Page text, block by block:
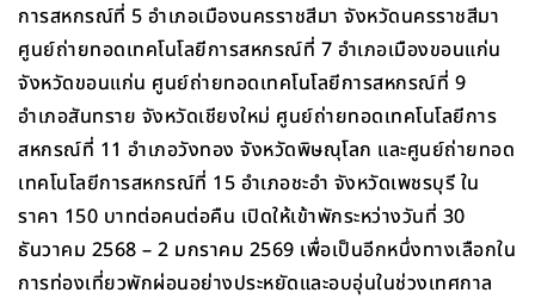
การสหกรณ์ที่ 5 อำเภอเมืองนครราชสีมา จังหวัดนครราชสีมา
ศูนย์ถ่ายทอดเทคโนโลยีการสหกรณ์ที่ 7 อำเภอเมืองขอนแก่น
จังหวัดขอนแก่น ศูนย์ถ่ายทอดเทคโนโลยีการสหกรณ์ที่ 9
อำเภอสันทราย จังหวัดเชียงใหม่ ศูนย์ถ่ายทอดเทคโนโลยีการ
สหกรณ์ที่ 11 อำเภอวังทอง จังหวัดพิษณุโลก และศูนย์ถ่ายทอด
เทคโนโลยีการสหกรณ์ที่ 15 อำเภอชะอำ จังหวัดเพชรบุรี ใน
ราคา 150 บาทต่อคนต่อคืน เปิดให้เข้าพักระหว่างวันที่ 30
ธันวาคม 2568 – 2 มกราคม 2569 เพื่อเป็นอีกหนึ่งทางเลือกใน
การท่องเที่ยวพักผ่อนอย่างประหยัดและอบอุ่นในช่วงเทศกาล